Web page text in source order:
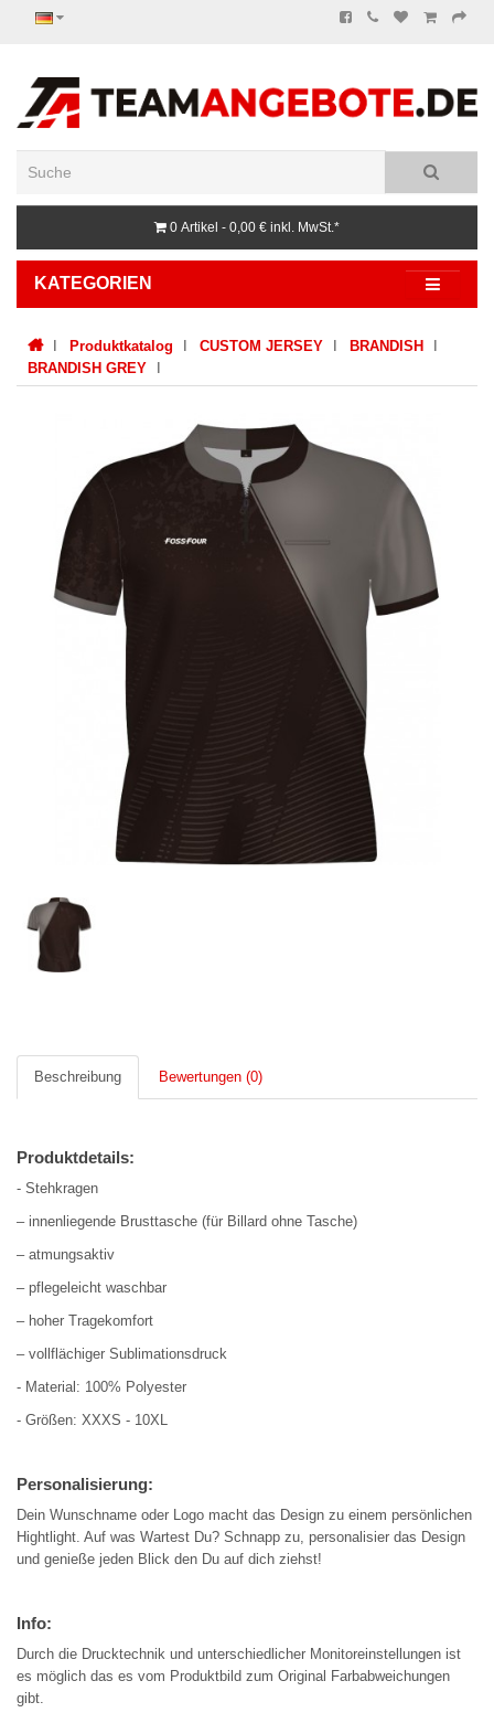
0 Artikel - 0,00 € inkl. MwSt.*
KATEGORIEN
Produktkatalog CUSTOM JERSEY
BRANDISH
BRANDISH GREY
Beschreibung Bewertungen (0)
Produktdetails:
- Stehkragen
– innenliegende Brusttasche (für Billard ohne Tasche)
– atmungsaktiv
– pflegeleicht waschbar
– hoher Tragekomfort
– vollflächiger Sublimationsdruck
- Material: 100% Polyester
- Größen: XXXS - 10XL
Personalisierung:
Dein Wunschname oder Logo macht das Design zu einem persönlichen
Hightlight. Auf was Wartest Du? Schnapp zu, personalisier das Design
und genieße jeden Blick den Du auf dich ziehst!
Info:
Durch die Drucktechnik und unterschiedlicher Monitoreinstellungen ist
es möglich das es vom Produktbild zum Original Farbabweichungen
gibt.